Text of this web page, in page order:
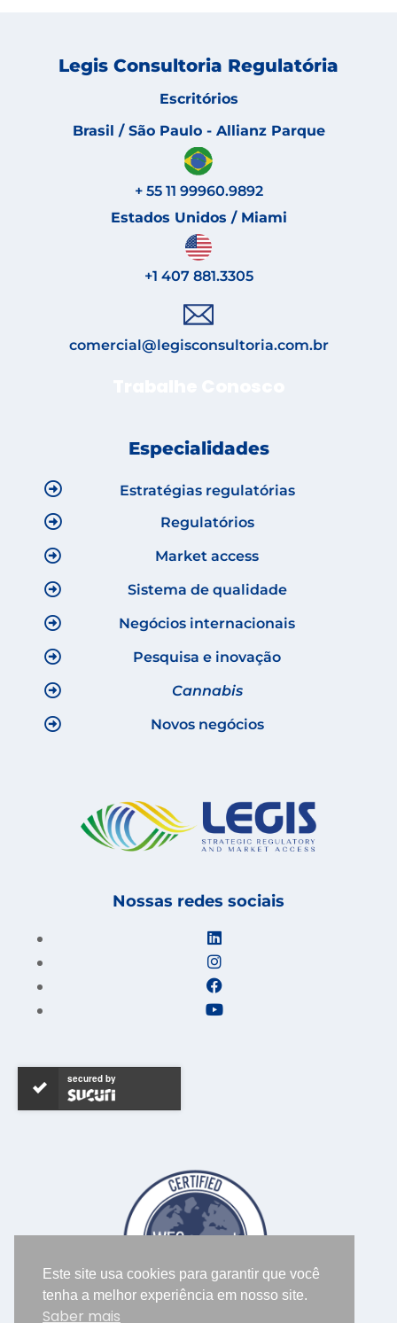
Legis Consultoria Regulatória
Escritórios
Brasil / São Paulo - Allianz Parque
+ 55 11 99960.9892
Estados Unidos / Miami
+1 407 881.3305
comercial@legisconsultoria.com.br
Especialidades
Estratégias regulatórias
Regulatórios
Market access
Sistema de qualidade
Negócios internacionais
Pesquisa e inovação
Cannabis
Novos negócios
Nossas redes sociais
secured by
Este site usa cookies para garantir que você
tenha a melhor experiência em nosso site.
Saber mais